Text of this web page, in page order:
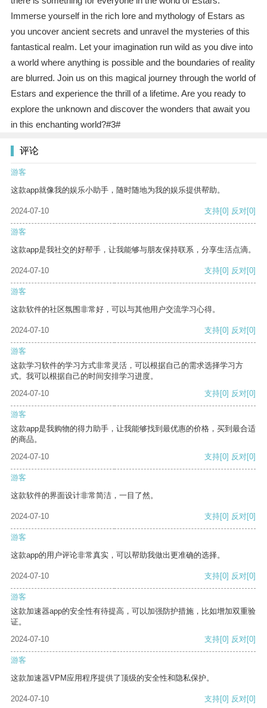
Immerse yourself in the rich lore and mythology of Estars as
you uncover ancient secrets and unravel the mysteries of this
fantastical realm. Let your imagination run wild as you dive into
a world where anything is possible and the boundaries of reality
are blurred. Join us on this magical journey through the world of
Estars and experience the thrill of a lifetime. Are you ready to
explore the unknown and discover the wonders that await you
in this enchanting world?#3#
评论
游客
这款app就像我的娱乐小助手，随时随地为我的娱乐提供帮助。
2024-07-10 支持[0] 反对[0]
游客
这款app是我社交的好帮手，让我能够与朋友保持联系，分享生活点滴。
2024-07-10 支持[0] 反对[0]
游客
这款软件的社区氛围非常好，可以与其他用户交流学习心得。
2024-07-10 支持[0] 反对[0]
游客
这款学习软件的学习方式非常灵活，可以根据自己的需求选择学习方
式。我可以根据自己的时间安排学习进度。
2024-07-10
支持[0] 反对[0]
游客
这款app是我购物的得力助手，让我能够找到最优惠的价格，买到最合适
的商品。
2024-07-10
支持[0] 反对[0]
游客
这款软件的界面设计非常简洁，一目了然。
2024-07-10 支持[0] 反对[0]
游客
这款app的用户评论非常真实，可以帮助我做出更准确的选择。
2024-07-10 支持[0] 反对[0]
游客
这款加速器app的安全性有待提高，可以加强防护措施，比如增加双重验
证。
2024-07-10
支持[0] 反对[0]
游客
这款加速器VPM应用程序提供了顶级的安全性和隐私保护。
2024-07-10 支持[0] 反对[0]